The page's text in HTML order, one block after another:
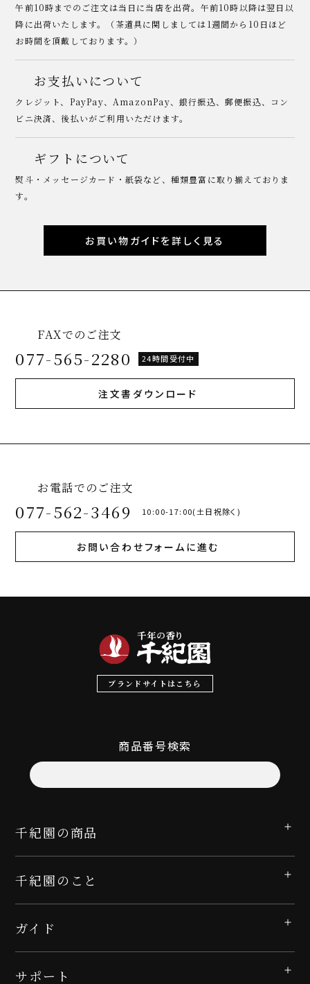
午前10時までのご注文は当日に当店を出荷。午前10時以降は翌日以
降に出荷いたします。（茶道具に関しましては1週間から10日ほど
お時間を頂戴しております。）
お支払いについて
クレジット、PayPay、AmazonPay、銀行振込、郵便振込、コン
ビニ決済、後払いがご利用いただけます。
ギフトについて
熨斗・メッセージカード・紙袋など、種類豊富に取り揃えておりま
す。
お買い物ガイドを詳しく見る
FAXでのご注文
077-565-2280 24時間受付中
注文書ダウンロード
お電話でのご注文
077-562-3469 10:00-17:00(土日祝除く)
お問い合わせフォームに進む
ブランドサイトはこちら
商品番号検索
千紀園の商品
千紀園のこと
ガイド
サポート